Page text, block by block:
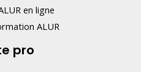
en ligne
ALUR
pro